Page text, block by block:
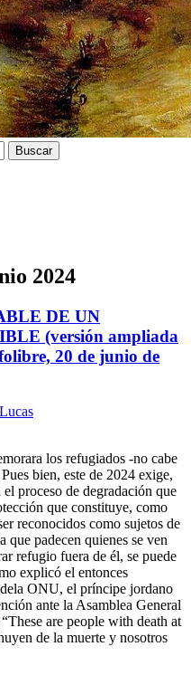
2024
DE UN
(versión ampliada
20 de junio de
los refugiados -no cabe
bien, este de 2024 exige,
proceso de degradación que
que constituye, como
reconocidos como sujetos de
que padecen quienes se ven
refugio fuera de él, se puede
explicó el entonces
ONU, el príncipe jordano
ante la Asamblea General
are people with death at
de la muerte y nosotros